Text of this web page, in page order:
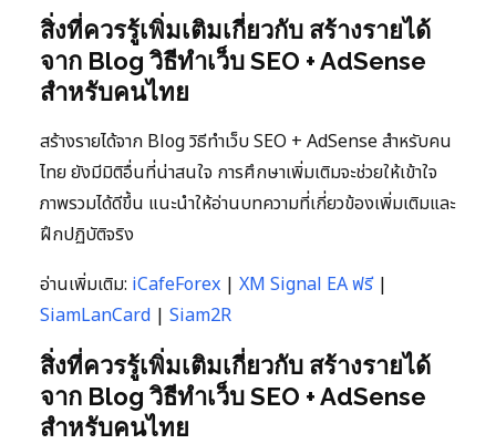
สิ่งที่ควรรู้เพิ่มเติมเกี่ยวกับ สร้างรายได้
จาก Blog วิธีทำเว็บ SEO + AdSense
สำหรับคนไทย
สร้างรายได้จาก Blog วิธีทำเว็บ SEO + AdSense สำหรับคน
ไทย ยังมีมิติอื่นที่น่าสนใจ การศึกษาเพิ่มเติมจะช่วยให้เข้าใจ
ภาพรวมได้ดีขึ้น แนะนำให้อ่านบทความที่เกี่ยวข้องเพิ่มเติมและ
ฝึกปฏิบัติจริง
อ่านเพิ่มเติม: iCafeForex | XM Signal EA ฟรี|
SiamLanCard | Siam2R
สิ่งที่ควรรู้เพิ่มเติมเกี่ยวกับ สร้างรายได้
จาก Blog วิธีทำเว็บ SEO + AdSense
สำหรับคนไทย